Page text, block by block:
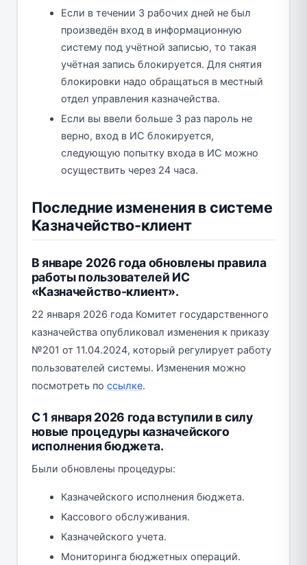
Если в течении 3 рабочих дней не был
произведён вход в информационную
систему под учётной записью, то такая
учётная запись блокируется. Для снятия
блокировки надо обращаться в местный
отдел управления казначейства.
Если вы ввели больше 3 раз пароль не
верно, вход в ИС блокируется,
следующую попытку входа в ИС можно
осуществить через 24 часа.
Последние изменения в системе
Казначейство-клиент
В январе 2026 года обновлены правила
работы пользователей ИС
«Казначейство-клиент».
22 января 2026 года Комитет государственного
казначейства опубликовал изменения к приказу
№201 от 11.04.2024, который регулирует работу
пользователей системы. Изменения можно
посмотреть по ссылке.
С 1 января 2026 года вступили в силу
новые процедуры казначейского
исполнения бюджета.
Были обновлены процедуры:
Казначейского исполнения бюджета.
Кассового обслуживания.
Казначейского учета.
Мониторинга бюджетных операций.